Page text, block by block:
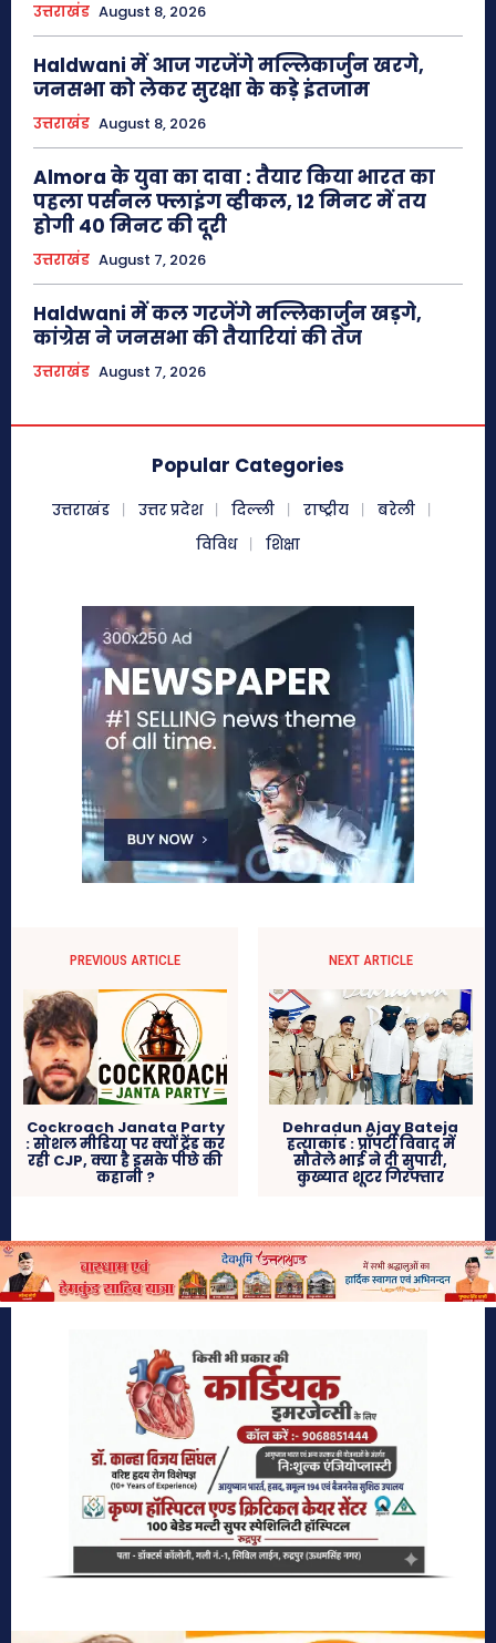
उत्तराखंड August 8, 2026
Haldwani में आज गरजेंगे मल्लिकार्जुन खरगे,
जनसभा को लेकर सुरक्षा के कड़े इंतजाम
उत्तराखंड August 8, 2026
Almora के युवा का दावा : तैयार किया भारत का
पहला पर्सनल फ्लाइंग व्हीकल, 12 मिनट में तय
होगी 40 मिनट की दूरी
उत्तराखंड August 7, 2026
Haldwani में कल गरजेंगे मल्लिकार्जुन खड़गे,
कांग्रेस ने जनसभा की तैयारियां की तेज
उत्तराखंड August 7, 2026
Popular Categories
उत्तराखंड उत्तर प्रदेश दिल्ली राष्ट्रीय
बरेली
विविध
शिक्षा
PREVIOUS ARTICLE
Cockroach Janata Party
: सोशल मीडिया पर क्यों ट्रेंड कर
रही CJP, क्या है इसके पीछे की
कहानी ?
NEXT ARTICLE
Dehradun Ajay Bateja
हत्याकांड : प्रॉपर्टी विवाद में
सौतेले भाई ने दी सुपारी,
कुख्यात शूटर गिरफ्तार